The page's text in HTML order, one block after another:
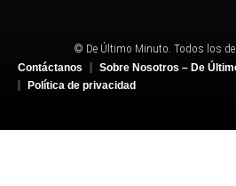
© De Último Minuto. Todos los
Contáctanos
Sobre Nosotros – De
Política de privacidad